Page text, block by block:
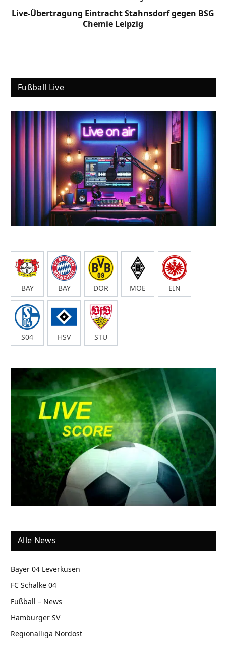
Live-Übertragung Eintracht Stahnsdorf gegen BSG
Chemie Leipzig
Fußball Live
BAY BAY DOR MOE EIN
S04 HSV STU
Alle News
Bayer 04 Leverkusen
FC Schalke 04
Fußball – News
Hamburger SV
Regionalliga Nordost